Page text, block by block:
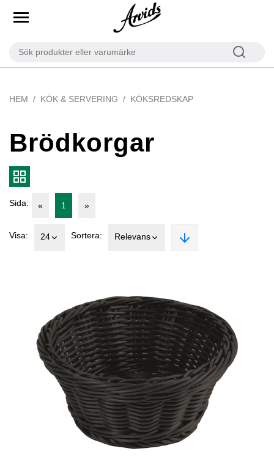
HEM KÖK & SERVERING KÖKSREDSKAP
Brödkorgar
Sida: « 1 »
Visa: 24 Sortera: Relevans